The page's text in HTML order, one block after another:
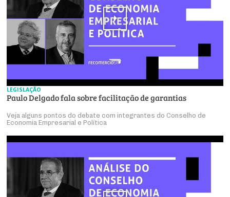
LEGISLAÇÃO
Paulo Delgado fala sobre facilitação de garantias
Veja alguns pontos do debate com integrantes do Conselho de
Economia Empresarial e Política